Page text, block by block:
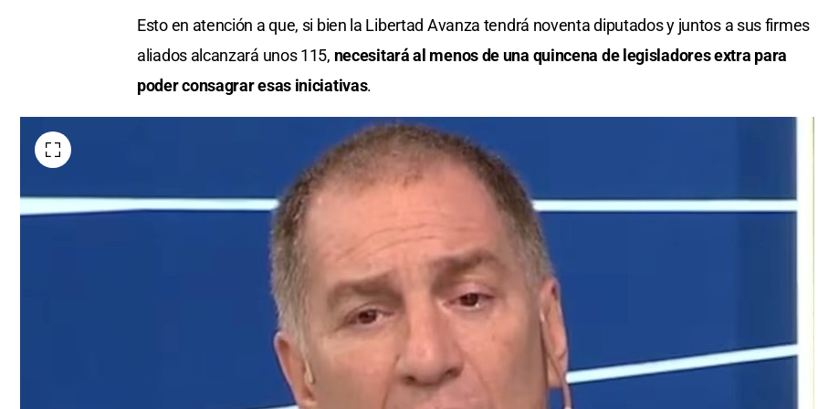
Esto en atención a que, si bien la Libertad Avanza tendrá noventa diputados y juntos a sus firmes
aliados alcanzará unos 115, necesitará al menos de una quincena de legisladores extra para
poder consagrar esas iniciativas.